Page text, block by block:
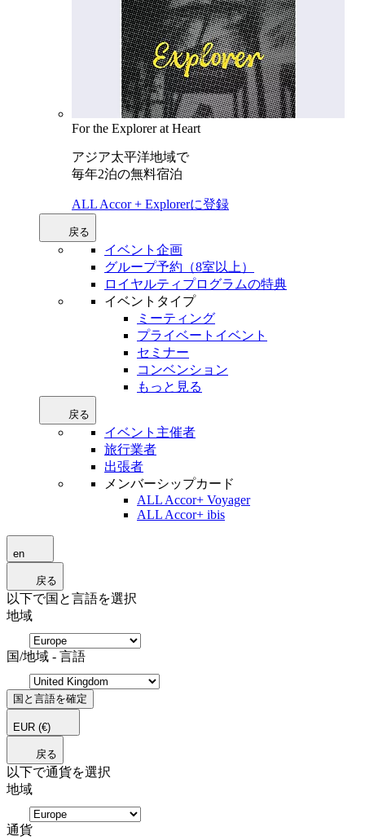
For the Explorer at Heart
アジア太平洋地域で
毎年2泊の無料宿泊
ALL Accor + Explorerに登録
戻る
イベント企画
グループ予約（8室以上）
ロイヤルティプログラムの特典
イベントタイプ
ミーティング
プライベートイベント
セミナー
コンベンション
もっと見る
戻る
イベント主催者
旅行業者
出張者
メンバーシップカード
ALL Accor+ Voyager
ALL Accor+ ibis
en
戻る
以下で国と言語を選択
地域
国/地域 - 言語
国と言語を確定
EUR (€)
戻る
以下で通貨を選択
地域
通貨